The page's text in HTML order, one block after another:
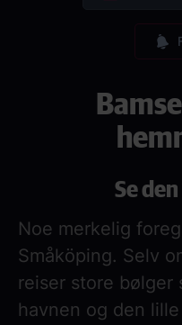
Se
Noe merkelig
Småköping. Selv
reiser store bølger
havnen og den